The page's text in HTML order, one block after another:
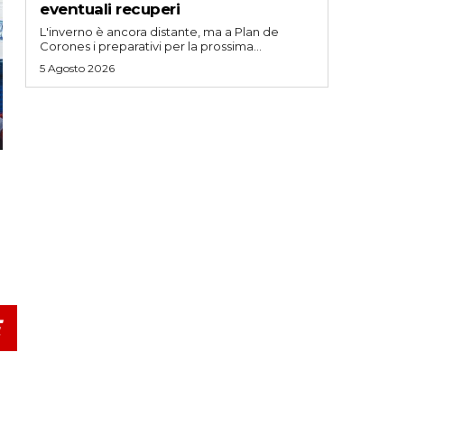
eventuali recuperi
L'inverno è ancora distante, ma a Plan de
Corones i preparativi per la prossima...
5 Agosto 2026